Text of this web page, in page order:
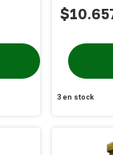
3 en stock